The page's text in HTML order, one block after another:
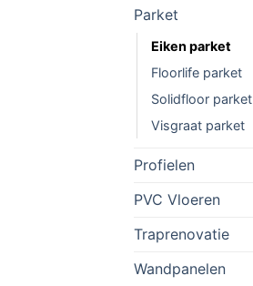
Parket
Eiken parket
Floorlife parket
Solidfloor parket
Visgraat parket
Profielen
PVC Vloeren
Traprenovatie
Wandpanelen